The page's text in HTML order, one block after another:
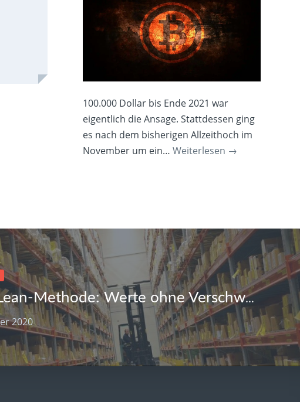
100.000 Dollar bis Ende 2021 war
eigentlich die Ansage. Stattdessen ging
es nach dem bisherigen Allzeithoch im
November um ein…Weiterlesen →
Kaizen-Lean-Methode: Werte ohne Verschwendung schaffen
2020